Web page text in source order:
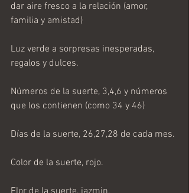
dar aire fresco a la relación (amor,
familia y amistad)
Luz verde a sorpresas inesperadas,
regalos y dulces.
Números de la suerte, 3,4,6 y números
que los contienen (como 34 y 46)
Días de la suerte, 26,27,28 de cada mes.
Color de la suerte, rojo.